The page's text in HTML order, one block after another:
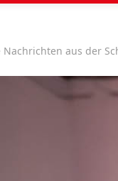
Nachrichten aus der